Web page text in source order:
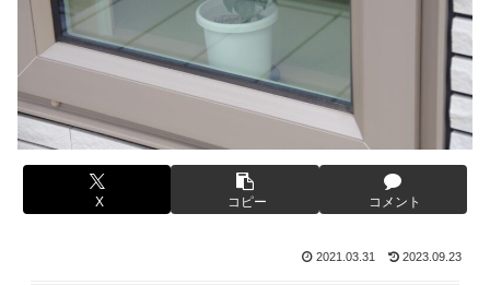
X コピー コメント
2021.03.31 2023.09.23